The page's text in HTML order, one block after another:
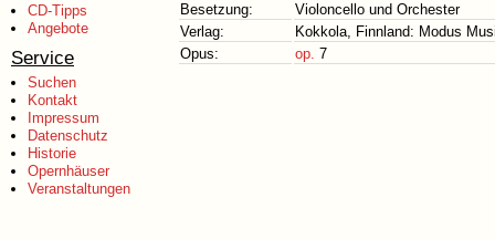
CD-Tipps
Angebote
Service
Suchen
Kontakt
Impressum
Datenschutz
Historie
Opernhäuser
Veranstaltungen
Besetzung:
Violoncello und Orchester
Verlag:
Kokkola, Finnland: Modus
Opus:
op. 7